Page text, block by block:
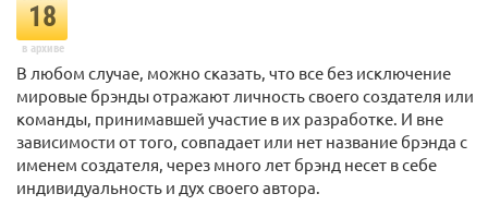
18
в архиве
В любом случае, можно сказать, что все без исключение
мировые брэнды отражают личность своего создателя или
команды, принимавшей участие в их разработке. И вне
зависимости от того, совпадает или нет название брэнда с
именем создателя, через много лет брэнд несет в себе
индивидуальность и дух своего автора.